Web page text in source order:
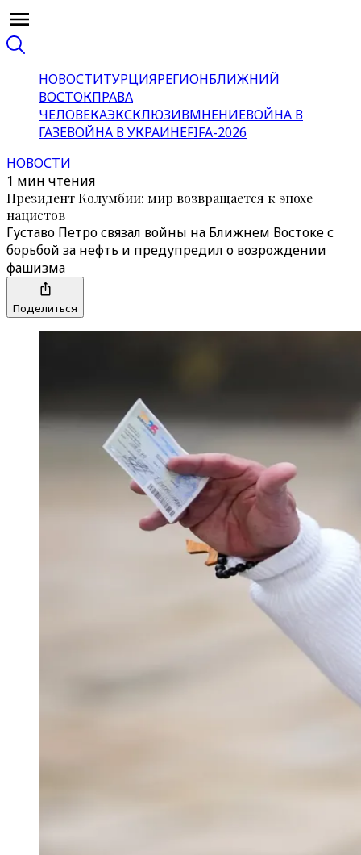
НОВОСТИТУРЦИЯРЕГИОНБЛИЖНИЙ
ВОСТОКПРАВА
ЧЕЛОВЕКАЭКСКЛЮЗИВМНЕНИЕВОЙНА В
ГАЗЕВОЙНА В УКРАИНЕFIFA-2026
НОВОСТИ
1 мин чтения
Президент Колумбии: мир возвращается к эпохе
нацистов
Густаво Петро связал войны на Ближнем Востоке с
борьбой за нефть и предупредил о возрождении
фашизма
Поделиться